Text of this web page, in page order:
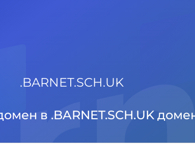
.BARNET.SCH.UK
в .BARNET.SCH.UK